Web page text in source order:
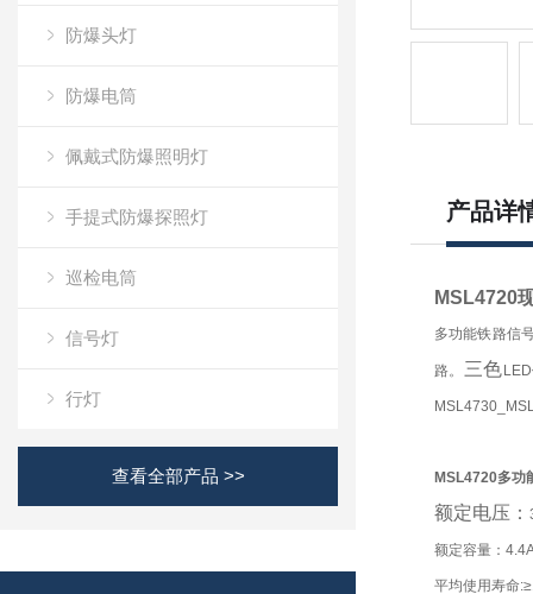
防爆头灯
防爆电筒
佩戴式防爆照明灯
手提式防爆探照灯
巡检电筒
信号灯
行灯
查看全部产品 >>
产品详
MSL4720
多功能铁路信
路。 三色
MSL4720多功
额定电压：
额定容量：
平均使用寿命